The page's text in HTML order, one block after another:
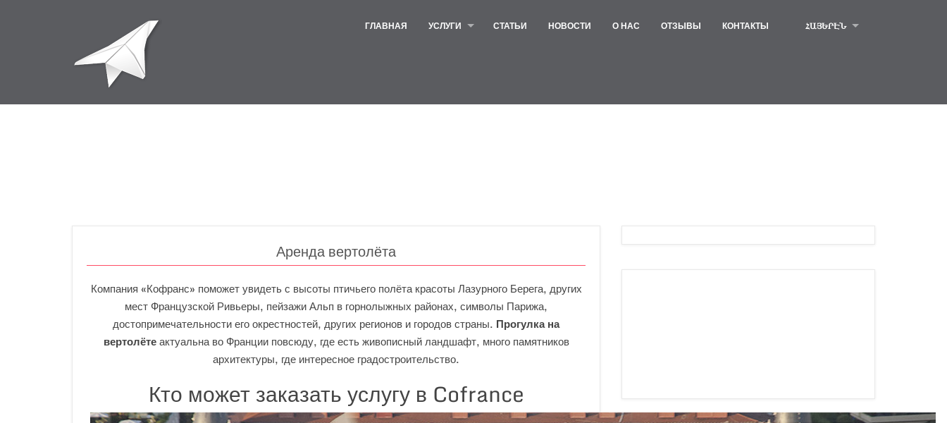
ГЛАВНАЯ УСЛУГИ СТАТЬИ НОВОСТИ О НАС ОТЗЫВЫ КОНТАКТЫ ՀԱՅԵՐԷՆ
Аренда вертолёта
Компания «Кофранс» поможет увидеть с высоты птичьего полёта красоты Лазурного Берега, других
мест Французской Ривьеры, пейзажи Альп в горнолыжных районах, символы Парижа,
достопримечательности его окрестностей, других регионов и городов страны. Прогулка на
вертолётеактуальна во Франции повсюду, где есть живописный ландшафт, много памятников
архитектуры, где интересное градостроительство.
Кто может заказать услугу в Cofrance